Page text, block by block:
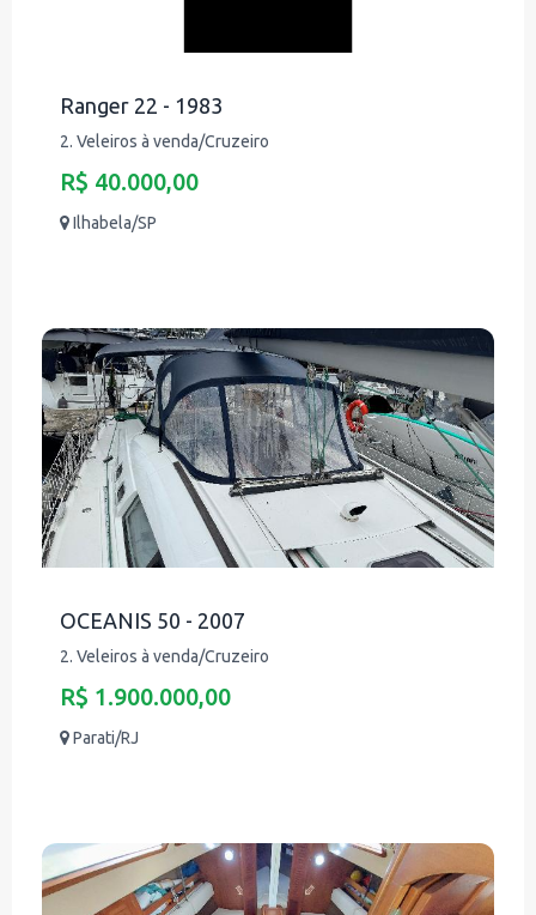
Ranger 22 - 1983
2. Veleiros à venda/Cruzeiro
R$ 40.000,00
Ilhabela/SP
OCEANIS 50 - 2007
2. Veleiros à venda/Cruzeiro
R$ 1.900.000,00
Parati/RJ